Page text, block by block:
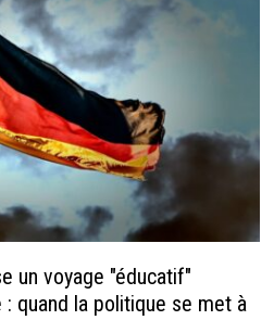
un voyage "éducatif"
: quand la politique se met à